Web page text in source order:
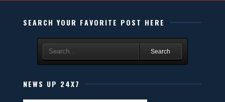
SEARCH YOUR FAVORITE POST HERE
Search
NEWS UP 24X7